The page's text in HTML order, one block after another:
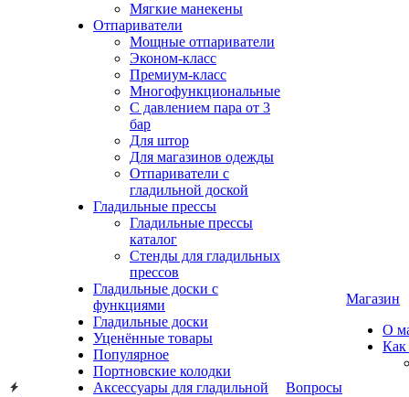
Мягкие манекены
Отпариватели
Мощные отпариватели
Эконом-класс
Премиум-класс
Многофункциональные
С давлением пара от 3
бар
Для штор
Для магазинов одежды
Отпариватели с
гладильной доской
Гладильные прессы
Гладильные прессы
каталог
Стенды для гладильных
прессов
Гладильные доски с
функциями
Гладильные доски
Уценённые товары
Популярное
Портновские колодки
Аксессуары для гладильной
Вопросы
Магазин
О
Как